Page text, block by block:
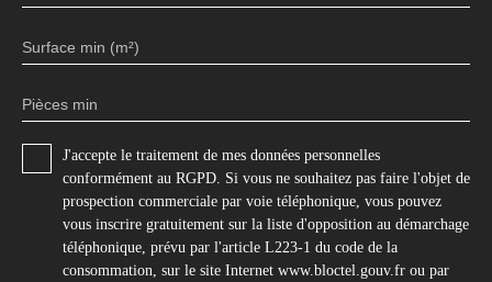
Surface min (m²)
Pièces min
J'accepte le traitement de mes données personnelles
conformément au RGPD. Si vous ne souhaitez pas faire l'objet de
prospection commerciale par voie téléphonique, vous pouvez
vous inscrire gratuitement sur la liste d'opposition au démarchage
téléphonique, prévu par l'article L223-1 du code de la
consommation, sur le site Internet www.bloctel.gouv.fr ou par